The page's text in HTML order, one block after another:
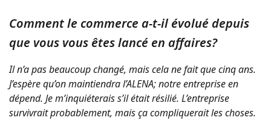
Comment le commerce a-t-il évolué depuis
que vous vous êtes lancé en affaires?
Il n’a pas beaucoup changé, mais cela ne fait que cinq ans.
J’espère qu’on maintiendra l’ALENA; notre entreprise en
dépend. Je m’inquiéterais s’il était résilié. L’entreprise
survivrait probablement, mais ça compliquerait les choses.